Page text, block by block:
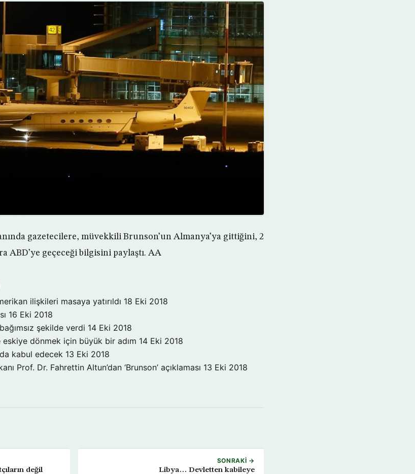
gazetecilere, müvekkili Brunson’un Almanya’ya gittiğini, 2
ABD’ye geçeceği bilgisini paylaştı. AA
ilişkileri masaya yatırıldı 18 Eki 2018
16 Eki 2018
şekilde verdi 14 Eki 2018
eskiye dönmek için büyük bir adım 14 Eki 2018
kabul edecek 13 Eki 2018
Prof. Dr. Fahrettin Altun’dan ‘Brunson’ açıklaması 13 Eki 2018
değil
SONRAKI →
Libya… Devletten kabileye